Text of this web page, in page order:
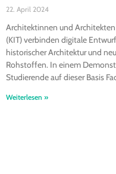
22. April 2024
Architektinnen und
(KIT) verbinden digitale
historischer Architektur und
Rohstoffen. In einem
Studierende auf dieser Basis
Weiterlesen »